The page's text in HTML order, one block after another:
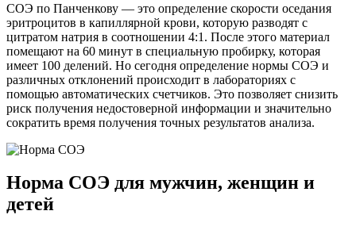
СОЭ по Панченкову — это определение скорости оседания
эритроцитов в капиллярной крови, которую разводят с
цитратом натрия в соотношении 4:1. После этого материал
помещают на 60 минут в специальную пробирку, которая
имеет 100 делений. Но сегодня определение нормы СОЭ и
различных отклонений происходит в лабораториях с
помощью автоматических счетчиков. Это позволяет снизить
риск получения недостоверной информации и значительно
сократить время получения точных результатов анализа.
Норма СОЭ для мужчин, женщин и
детей